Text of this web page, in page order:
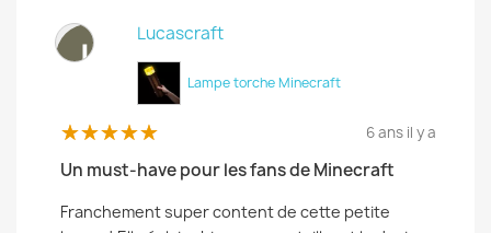
L
Lucascraft
Lampe torche Minecraft
6 ans il y a
Un must-have pour les fans de Minecraft
Franchement super content de cette petite